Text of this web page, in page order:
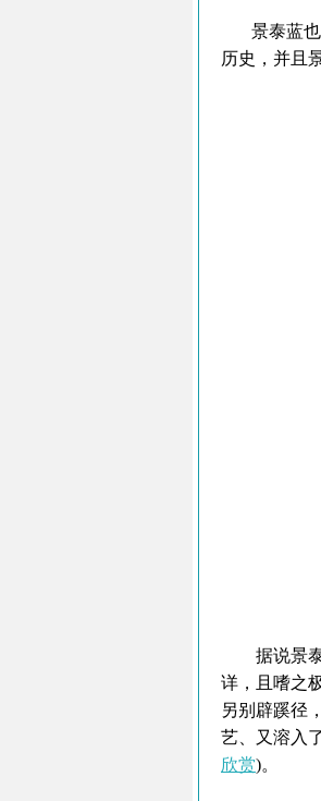
景泰蓝也
历史，并且
据说景泰
详，且嗜之
另别辟蹊径
艺、又溶入
欣赏)。